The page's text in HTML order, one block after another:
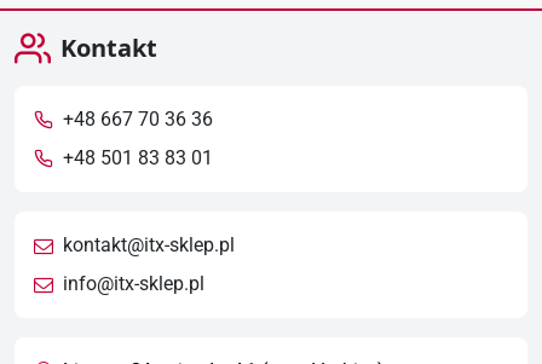
Kontakt
+48 667 70 36 36
+48 501 83 83 01
kontakt@itx-sklep.pl
info@itx-sklep.pl